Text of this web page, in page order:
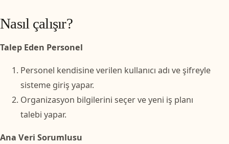
Nasıl çalışır?
Talep Eden Personel
Personel kendisine verilen kullanıcı adı ve şifreyle
sisteme giriş yapar.
Organizasyon bilgilerini seçer ve yeni iş planı
talebi yapar.
Ana Veri Sorumlusu